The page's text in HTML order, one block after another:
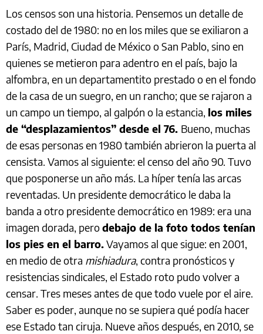
Los censos son una historia. Pensemos un detalle de
costado del de 1980: no en los miles que se exiliaron a
París, Madrid, Ciudad de México o San Pablo, sino en
quienes se metieron para adentro en el país, bajo la
alfombra, en un departamentito prestado o en el fondo
de la casa de un suegro, en un rancho; que se rajaron a
un campo un tiempo, al galpón o la estancia, los miles
de “desplazamientos” desde el 76. Bueno, muchas
de esas personas en 1980 también abrieron la puerta al
censista. Vamos al siguiente: el censo del año 90. Tuvo
que posponerse un año más. La híper tenía las arcas
reventadas. Un presidente democrático le daba la
banda a otro presidente democrático en 1989: era una
imagen dorada, perodebajo de la foto todos tenían
los pies en el barro.Vayamos al que sigue: en 2001,
en medio de otra mishiadura, contra pronósticos y
resistencias sindicales, el Estado roto pudo volver a
censar. Tres meses antes de que todo vuele por el aire.
Saber es poder, aunque no se supiera qué podía hacer
ese Estado tan ciruja. Nueve años después, en 2010, se